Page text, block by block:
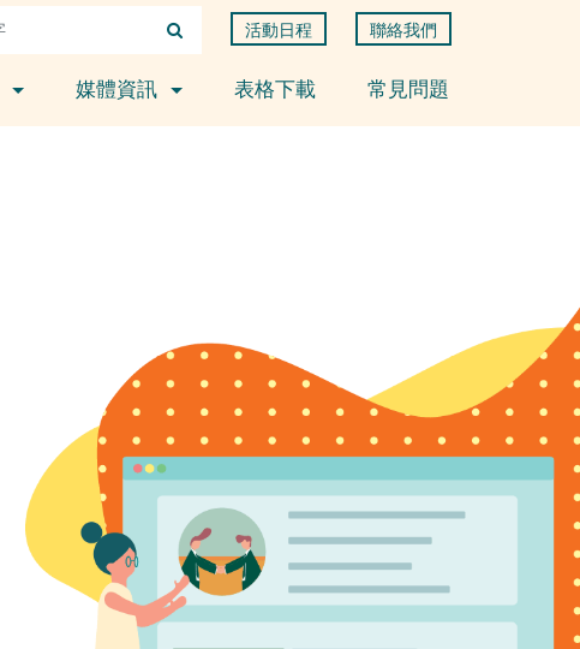
活動日程 聯絡我們
媒體資訊 表格下載 常見問題